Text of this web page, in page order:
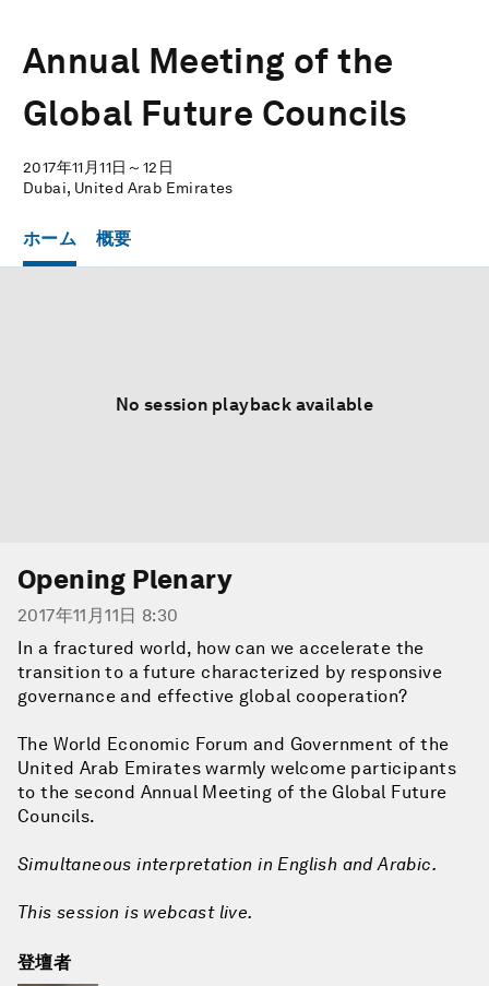
Annual Meeting of the
Global Future Councils
2017年11月11日～12日
Dubai, United Arab Emirates
ホーム 概要
No session playback available
Opening Plenary
2017年11月11日 8:30
In a fractured world, how can we accelerate the
transition to a future characterized by responsive
governance and effective global cooperation?
The World Economic Forum and Government of the
United Arab Emirates warmly welcome participants
to the second Annual Meeting of the Global Future
Councils.
Simultaneous interpretation in English and Arabic.
This session is webcast live.
登壇者